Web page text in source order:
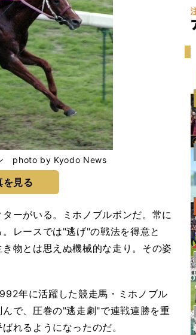
ン photo by Kyodo News
を見る
ーがいる。ミホノブルボンだ。常に
レースでは"逃げ"の戦法を得意と
物とは思えぬ機械的な走り。その姿
年に活躍した競走馬・ミホノブル
で、圧巻の"逃走劇"で連戦連勝を重
れるようになったのだ。